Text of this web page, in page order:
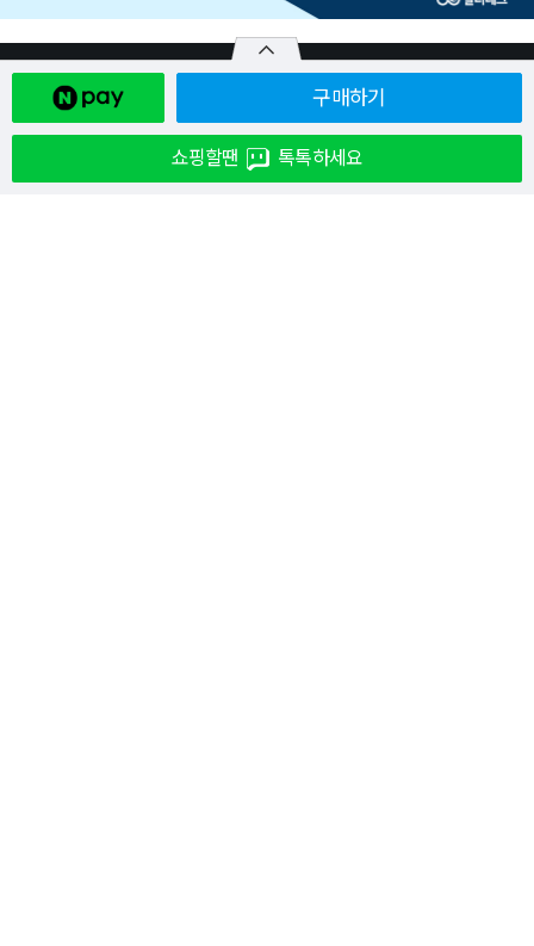
구매하기
쇼핑할땐 톡톡하세요